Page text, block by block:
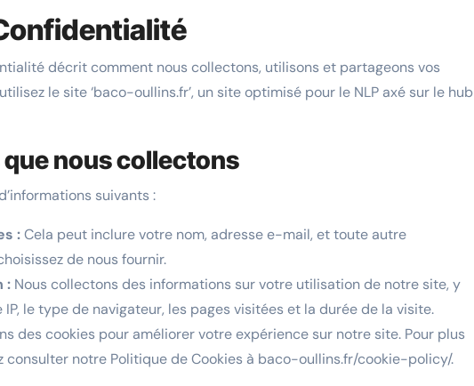
décrit comment nous collectons, utilisons et partageons vos
le site ‘baco-oullins.fr’, un site optimisé pour le NLP axé sur le hub
nous collectons
suivants :
:Cela peut inclure votre nom, adresse e-mail, et toute autre
de nous fournir.
: Nous collectons des informations sur votre utilisation de notre site, y
le type de navigateur, les pages visitées et la durée de la visite.
des cookies pour améliorer votre expérience sur notre site. Pour plus
consulter notre Politique de Cookies à baco-oullins.fr/cookie-policy/.